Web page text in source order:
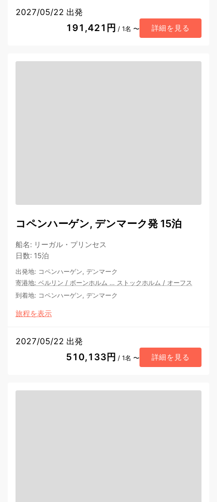
2027/05/22 出発
191,421円 / 1名 〜 詳細を見る
コペンハーゲン, デンマーク発 15泊
船名: リーガル・プリンセス
日数: 15泊
出発地: コペンハーゲン, デンマーク
寄港地: ベルリン / ボーンホルム … ストックホルム / オーフス
到着地: コペンハーゲン, デンマーク
旅程を表示
2027/05/22 出発
510,133円 / 1名 〜 詳細を見る